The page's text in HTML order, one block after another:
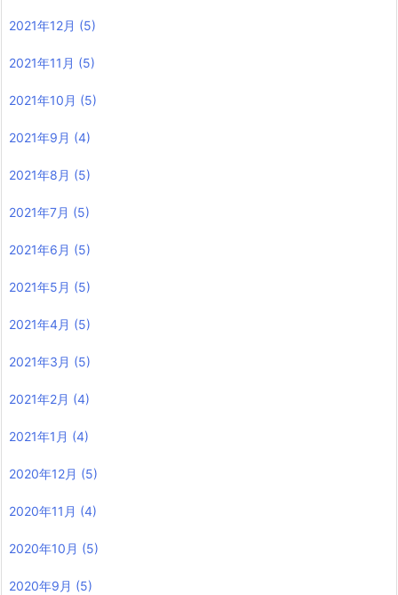
2021年12月 (5)
2021年11月 (5)
2021年10月 (5)
2021年9月 (4)
2021年8月 (5)
2021年7月 (5)
2021年6月 (5)
2021年5月 (5)
2021年4月 (5)
2021年3月 (5)
2021年2月 (4)
2021年1月 (4)
2020年12月 (5)
2020年11月 (4)
2020年10月 (5)
2020年9月 (5)